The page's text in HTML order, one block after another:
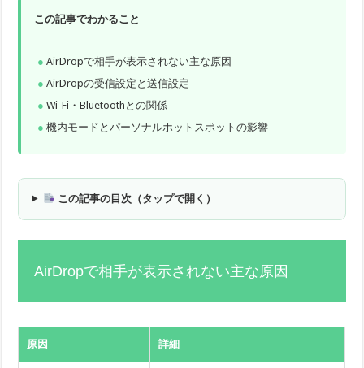
この記事でわかること
AirDropで相手が表示されない主な原因
AirDropの受信設定と送信設定
Wi-Fi・Bluetoothとの関係
機内モードとパーソナルホットスポットの影響
この記事の目次（タップで開く）
AirDropで相手が表示されない主な原因
原因 詳細